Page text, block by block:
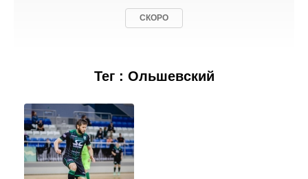
СКОРО
Тег : Ольшевский